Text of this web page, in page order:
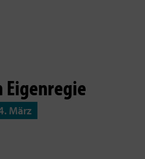
Eigenregie
März